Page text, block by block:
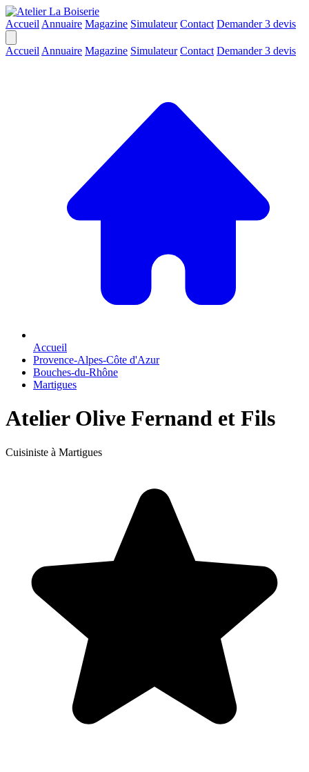
Accueil Annuaire Magazine Simulateur Contact Demander 3 devis
Accueil Annuaire Magazine Simulateur Contact Demander 3 devis
Accueil
Provence-Alpes-Côte d'Azur
Bouches-du-Rhône
Martigues
Atelier Olive Fernand et Fils
Cuisiniste à Martigues